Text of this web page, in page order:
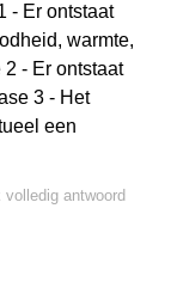
- Er ontstaat
warmte,
- Er ontstaat
3 - Het
een
volledig antwoord